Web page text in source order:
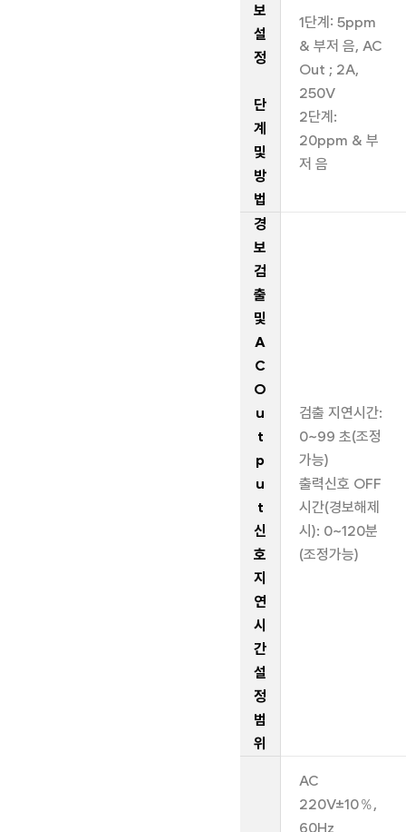
보
설
정
단
계
및
방
법
1단계: 5ppm
& 부저 음, AC
Out ; 2A,
250V
2단계:
20ppm & 부
저 음
경
보
검
출
및
A
C
O
u
t
p
u
t
신
호
지
연
시
간
설
정
범
위
검출 지연시간:
0~99 초(조정
가능)
출력신호 OFF
시간(경보해제
시): 0~120분
(조정가능)
AC
220V±10％,
60Hz